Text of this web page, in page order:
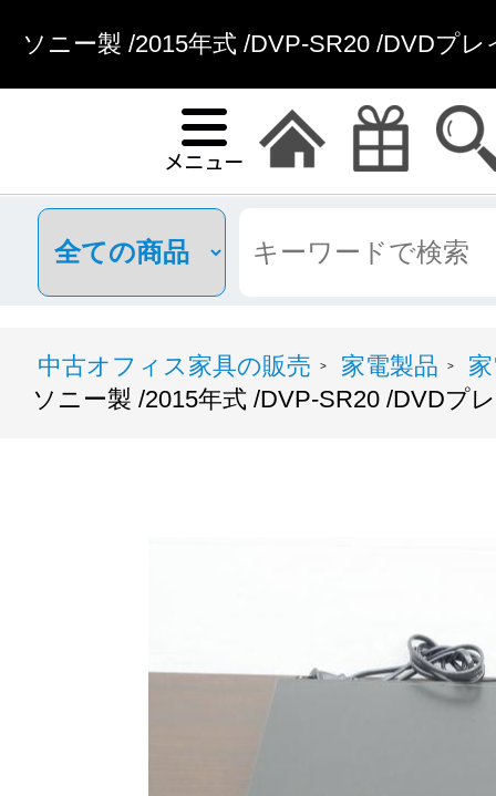
ソニー製 /2015年式 /DVP-SR20 /DVDプ
中古オフィス家具の販売 > 家電製品 >
ソニー製 /2015年式 /DVP-SR20 /DVDプ